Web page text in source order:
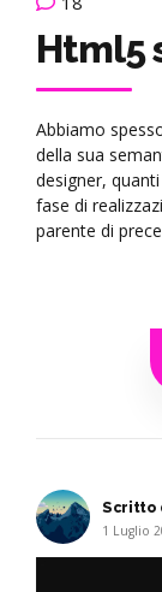
Html5
Abbiamo
della sua
designer,
fase di
parente di
Scritto
1 Luglio